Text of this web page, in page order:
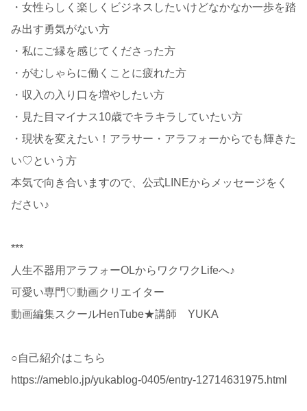
・女性らしく楽しくビジネスしたいけどなかなか一歩を踏
み出す勇気がない方
・私にご縁を感じてくださった方
・がむしゃらに働くことに疲れた方
・収入の入り口を増やしたい方
・見た目マイナス10歳でキラキラしていたい方
・現状を変えたい！アラサー・アラフォーからでも輝きた
い♡という方
本気で向き合いますので、公式LINEからメッセージをく
ださい♪
***
人生不器用アラフォーOLからワクワクLifeへ♪
可愛い専門♡動画クリエイター
動画編集スクールHenTube★講師 YUKA
○自己紹介はこちら
https://ameblo.jp/yukablog-0405/entry-12714631975.html